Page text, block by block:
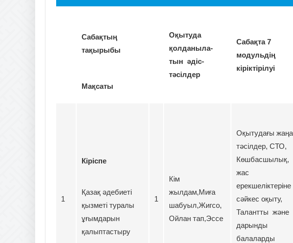
Сабақтың
тақырыбы
Мақсаты
Оқытуда
қолданыла-
тын әдіс-
тәсілдер
Сабақта 7
модульдің
кіріктірілуі
1
Кіріспе
Қазақ әдебиеті
қызметі туралы
ұғымдарын
қалыптастыру
1
Кім
жылдам,Миға
шабуыл,Жигсо,
Ойлан тап,Эссе
Оқытудағы жаңа
тәсілдер, СТО,
Көшбасшылық,
жас
ерекшеліктеріне
сәйкес оқыту,
Талантты және
дарынды
балаларды